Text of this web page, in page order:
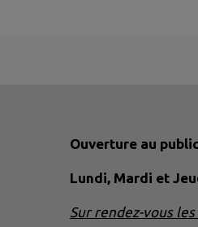
Ouverture au
Lundi, Mardi et
Sur rendez-vous